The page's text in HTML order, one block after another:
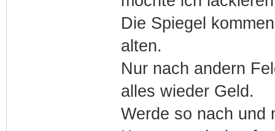
Die Spiegel
alten.
Nur nach andern
alles wieder Geld.
Werde so nach und